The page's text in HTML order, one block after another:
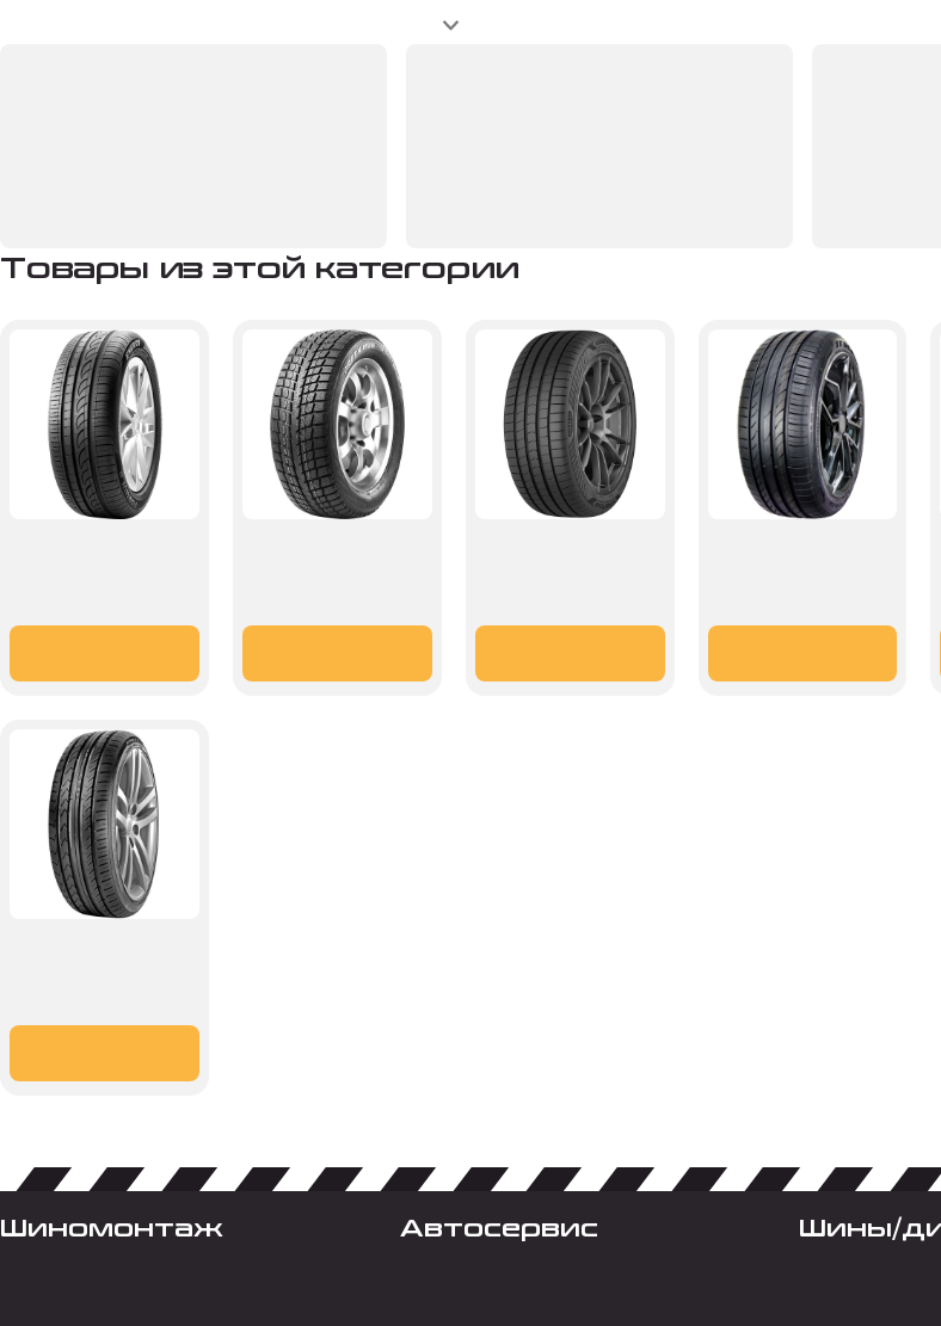
Товары из этой категории
Шиномонтаж Автосервис
Шины/